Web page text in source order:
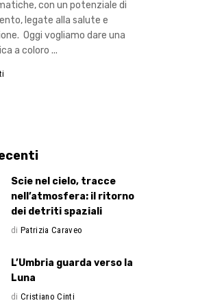
con un potenziale di
legate alla salute e
Oggi vogliamo dare una
a coloro
Scie nel cielo, tracce
nell’atmosfera: il ritorno
dei detriti spaziali
di Patrizia Caraveo
L’Umbria guarda verso la
Luna
di Cristiano Cinti